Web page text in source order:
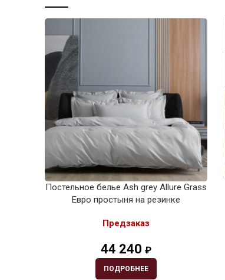
Постельное белье Ash grey Allure Grass
Евро простыня на резинке
Предзаказ
44 240 ₽
ПОДРОБНЕЕ